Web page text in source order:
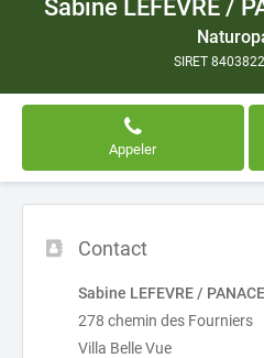
Sabine LEFEVRE /
SIRET
Appeler
Contact
Sabine LEFEVRE /
278 chemin des Fourniers
Villa Belle Vue